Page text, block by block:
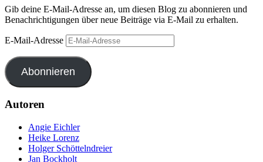
Gib deine E-Mail-Adresse an, um diesen Blog zu abonnieren und
Benachrichtigungen über neue Beiträge via E-Mail zu erhalten.
E-Mail-Adresse
Abonnieren
Autoren
Angie Eichler
Heike Lorenz
Holger Schöttelndreier
Jan Bockholt